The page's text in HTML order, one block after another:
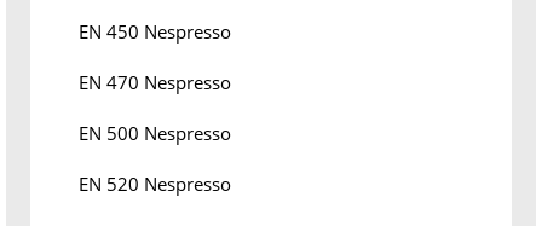
EN 450 Nespresso
EN 470 Nespresso
EN 500 Nespresso
EN 520 Nespresso